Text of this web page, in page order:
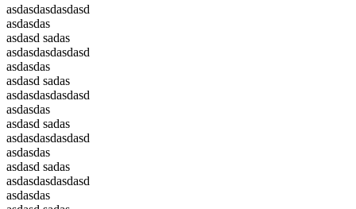
asdasdasdasdasd
asdasdas
asdasd sadas
asdasdasdasdasd
asdasdas
asdasd sadas
asdasdasdasdasd
asdasdas
asdasd sadas
asdasdasdasdasd
asdasdas
asdasd sadas
asdasdasdasdasd
asdasdas